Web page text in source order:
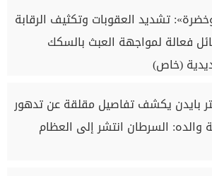
تشديد العقوبات وتكثيف الرقابة
فعالة لمواجهة العبث بالسكك
(خاص)
بايدن يكشف تفاصيل مقلقة عن تدهور
والده: السرطان انتشر إلى العظام